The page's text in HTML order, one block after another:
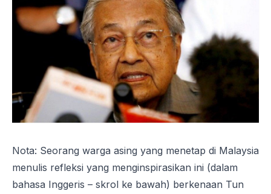
Nota: Seorang warga asing yang menetap di Malaysia
menulis refleksi yang menginspirasikan ini (dalam
bahasa Inggeris – skrol ke bawah) berkenaan Tun